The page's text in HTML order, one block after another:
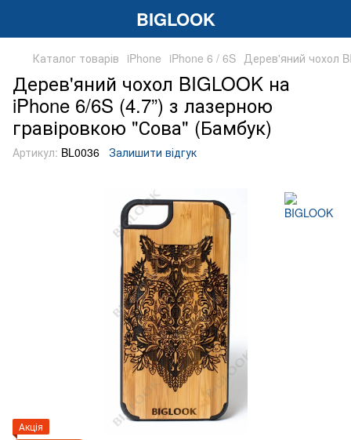
BIGLOOK
Каталог товарів iPhone iPhone 6 / 6S Дерев'яний чохол
Дерев'яний чохол BIGLOOK на
iPhone 6/6S (4.7”) з лазерною
гравіровкою "Сова" (Бамбук)
Артикул: BL0036 Залишити відгук
Акція